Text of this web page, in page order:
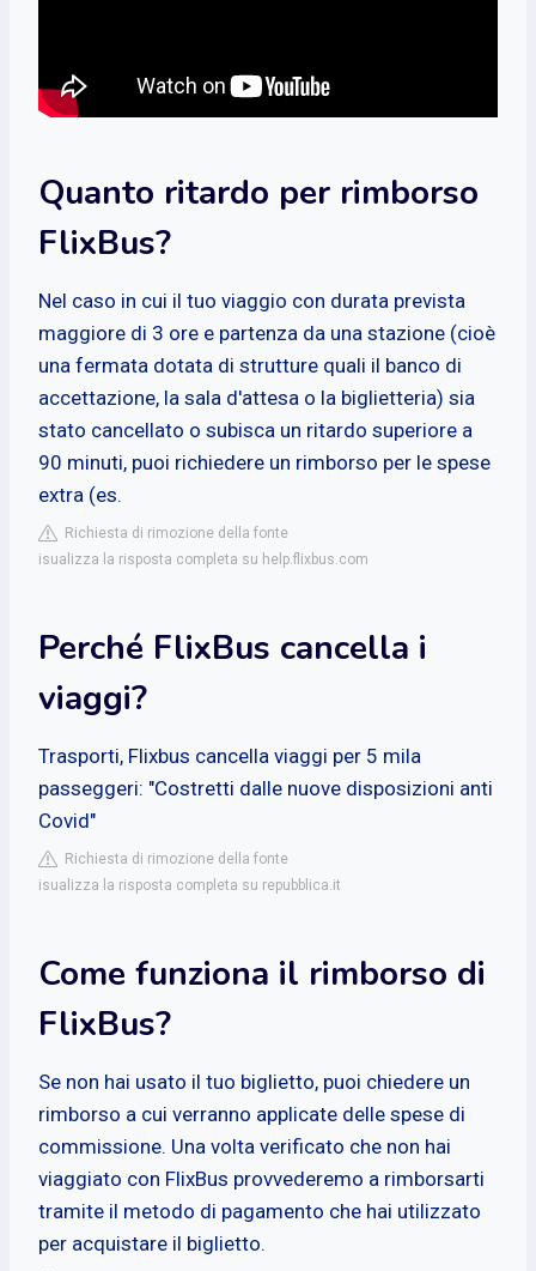
Quanto ritardo per rimborso
FlixBus?
Nel caso in cui il tuo viaggio con durata prevista
maggiore di 3 ore e partenza da una stazione (cioè
una fermata dotata di strutture quali il banco di
accettazione, la sala d'attesa o la biglietteria) sia
stato cancellato o subisca un ritardo superiore a
90 minuti, puoi richiedere un rimborso per le spese
extra (es.
Richiesta di rimozione della fonte
isualizza la risposta completa su help.flixbus.com
Perché FlixBus cancella i
viaggi?
Trasporti, Flixbus cancella viaggi per 5 mila
passeggeri: "Costretti dalle nuove disposizioni anti
Covid"
Richiesta di rimozione della fonte
isualizza la risposta completa su repubblica.it
Come funziona il rimborso di
FlixBus?
Se non hai usato il tuo biglietto, puoi chiedere un
rimborso a cui verranno applicate delle spese di
commissione. Una volta verificato che non hai
viaggiato con FlixBus provvederemo a rimborsarti
tramite il metodo di pagamento che hai utilizzato
per acquistare il biglietto.